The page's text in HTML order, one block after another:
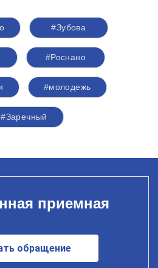
#Зубова
#Роснано
#молодежь
#Заречный
приемная
обращение